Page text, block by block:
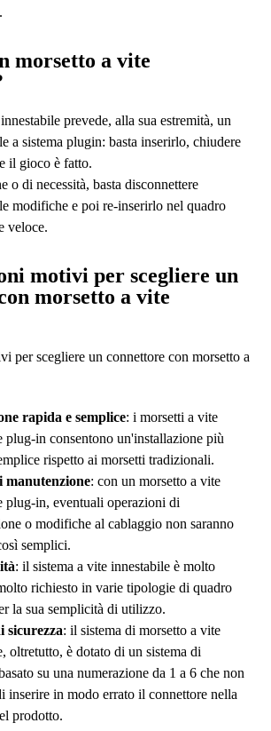
morsetto a vite
prevede, alla sua estremità, un
a sistema plugin: basta inserirlo, chiudere
il gioco è fatto.
o di necessità, basta disconnettere
modifiche e poi re-inserirlo nel quadro
veloce.
motivi per scegliere un
morsetto a vite
per scegliere un connettore con morsetto a
rapida e semplice: i morsetti a vite
plug-in consentono un'installazione più
rispetto ai morsetti tradizionali.
manutenzione: con un morsetto a vite
plug-in, eventuali operazioni di
o modifiche al cablaggio non saranno
semplici.
: il sistema a vite innestabile è molto
richiesto in varie tipologie di quadro
la sua semplicità di utilizzo.
sicurezza: il sistema di morsetto a vite
oltretutto, è dotato di un sistema di
su una numerazione da 1 a 6 che non
inserire in modo errato il connettore nella
prodotto.